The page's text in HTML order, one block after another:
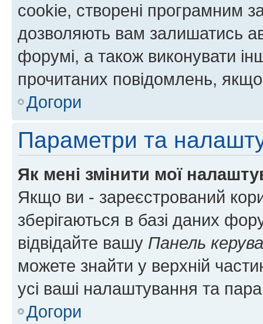
cookie, створені програмним
дозволяють вам залишатись
форумі, а також виконувати
прочитаних повідомлень,
Догори
Параметри та
Як мені змінити мої
Якщо ви - зареєстрований
зберігаються в базі даних
відвідайте вашу Панель
можете знайти у верхній
усі ваші налаштування та
Догори